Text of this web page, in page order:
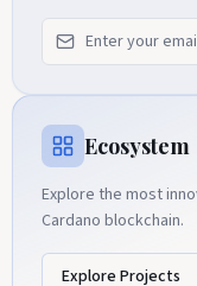
Ecosystem
Explore the most
Cardano blockchain.
Explore Projects